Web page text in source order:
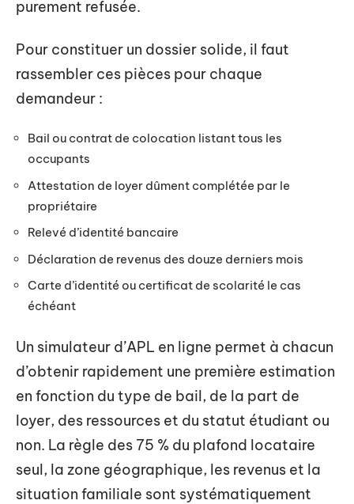
purement refusée.
Pour constituer un dossier solide, il faut
rassembler ces pièces pour chaque
demandeur :
Bail ou contrat de colocation listant tous les
occupants
Attestation de loyer dûment complétée par le
propriétaire
Relevé d’identité bancaire
Déclaration de revenus des douze derniers mois
Carte d’identité ou certificat de scolarité le cas
échéant
Un simulateur d’APL en ligne permet à chacun
d’obtenir rapidement une première estimation
en fonction du type de bail, de la part de
loyer, des ressources et du statut étudiant ou
non. La règle des 75 % du plafond locataire
seul, la zone géographique, les revenus et la
situation familiale sont systématiquement